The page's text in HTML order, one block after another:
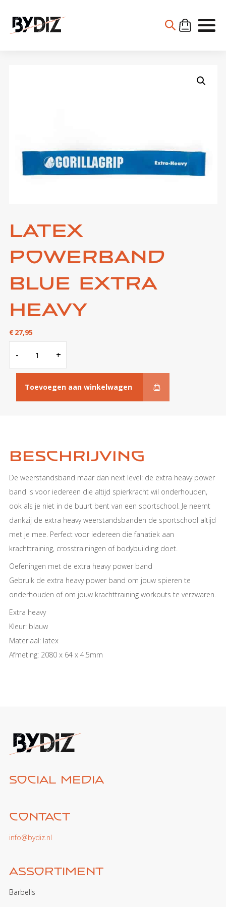
Latex
Powerband
Blue Extra
Heavy
€27,95
- Powerband
Extra
aantal
+
Toevoegen aan winkelwagen
Beschrijving
De weerstandsband maar dan next level: de extra heavy power
band is voor iedereen die altijd spierkracht wil onderhouden,
ook als je niet in de buurt bent van een sportschool. Je neemt
dankzij de extra heavy weerstandsbanden de sportschool altijd
met je mee. Perfect voor iedereen die fanatiek aan
krachttraining, crosstrainingen of bodybuilding doet.
Oefeningen met de extra heavy power band
Gebruik de extra heavy power band om jouw spieren te
onderhouden of om jouw krachttraining workouts te verzwaren.
Extra heavy
Kleur: blauw
Materiaal: latex
Afmeting: 2080 x 64 x 4.5mm
Social media
Contact
info@bydiz.nl
Assortiment
Barbells